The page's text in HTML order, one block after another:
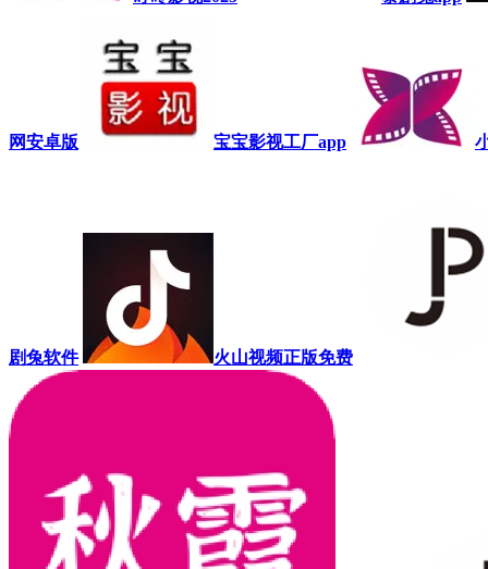
网安卓版 宝宝影视工厂app
剧兔软件 火山视频正版免费